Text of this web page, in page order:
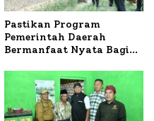
Pastikan Program
Pemerintah Daerah
Bermanfaat Nyata Bagi
Sumenep Tinjau Langsung
Budidaya Lele dan Ayam
Petelur di Desa Bataal
Timur